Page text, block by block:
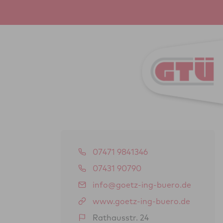
07471 9841346
07431 90790
info@goetz-ing-buero.de
www.goetz-ing-buero.de
Rathausstr. 24